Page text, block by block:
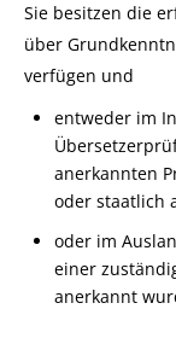
Sie besitzen die
über
verfügen und
entweder im
anerkannten
oder staatlich
oder im
einer
anerkannt